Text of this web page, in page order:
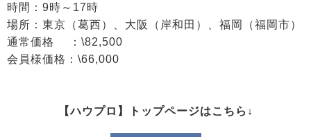
時間：9時～17時
場所：東京（葛西）、大阪（岸和田）、福岡（福岡市）
通常価格 ：\82,500
会員様価格：\66,000
【ハウプロ】トップページはこちら↓